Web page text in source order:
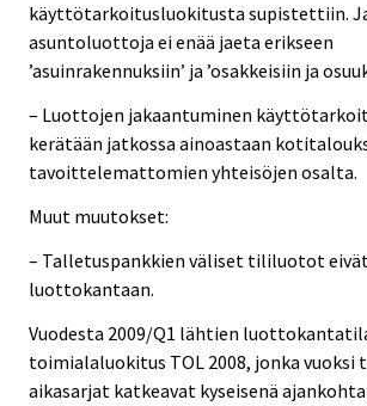
käyttötarkoitusluokitusta supistettiin.
asuntoluottoja ei enää jaeta erikseen
’asuinrakennuksiin’ ja ’osakkeisiin ja
– Luottojen jakaantuminen
kerätään jatkossa ainoastaan
tavoittelemattomien yhteisöjen osalta.
Muut muutokset:
– Talletuspankkien väliset tililuotot
luottokantaan.
Vuodesta 2009/Q1 lähtien
toimialaluokitus TOL 2008, jonka vuoksi
aikasarjat katkeavat kyseisenä